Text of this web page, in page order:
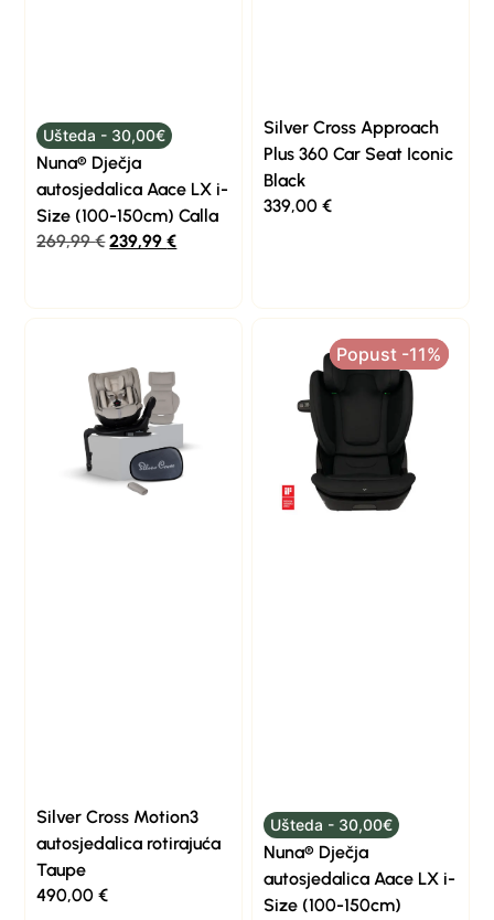
Ušteda - 30,00€
Nuna® Dječja
autosjedalica Aace LX i-
Size (100-150cm) Calla
269,99€ 239,99€
Silver Cross Approach
Plus 360 Car Seat Iconic
Black
339,00 €
Silver Cross Motion3
autosjedalica rotirajuća
Taupe
490,00€
Popust -11%
Popust -11%
Ušteda - 30,00€
Nuna® Dječja
autosjedalica Aace LX i-
Size (100-150cm)